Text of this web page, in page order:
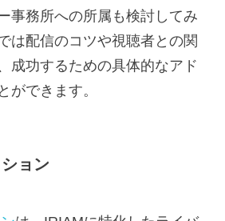
事務所への所属も検討してみ
は配信のコツや視聴者との関
成功するための具体的なアド
ができます。
ョン